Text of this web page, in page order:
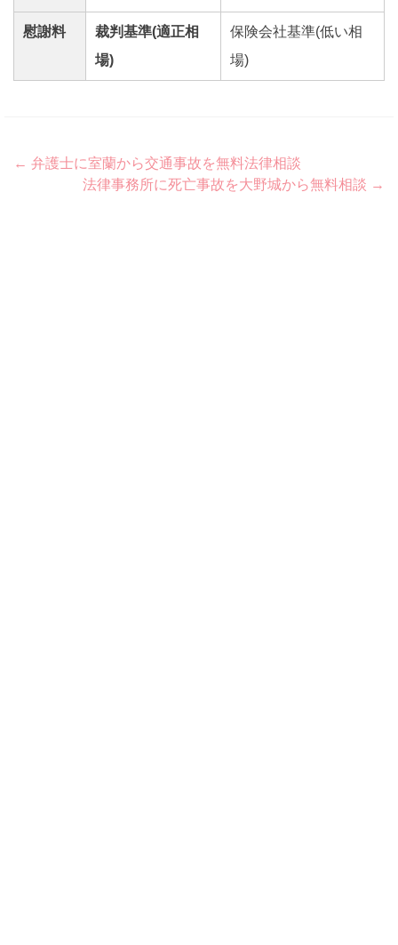
慰謝料
裁判基準(適正相
場)
保険会社基準(低い相
場)
Post
navigation
← 弁護士に室蘭から交通事故を無料法律相談
法律事務所に死亡事故を大野城から無料相談 →